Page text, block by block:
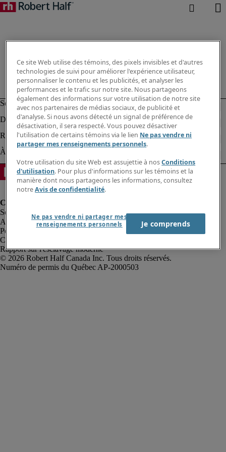
Alerte à la fraude
Politique de confidentialité
Conditions d’utilisation
Rapport sur l'esclavage moderne
Robert Half Canada Inc. Tous droits réservés.
Ce site Web utilise des témoins, des pixels invisibles et d'autres
technologies de suivi pour améliorer l'expérience utilisateur,
personnaliser le contenu et les publicités, et analyser les
performances et le trafic sur notre site. Nous partageons
également des informations sur votre utilisation de notre site
avec nos partenaires de médias sociaux, de publicité et
d'analyse. Si nous avons détecté un signal de préférence de
désactivation, il sera respecté. Vous pouvez désactiver
l'utilisation de certains témoins via le lien Ne pas vendre ni
partager mes renseignements personnels.
Votre utilisation du site Web est assujettie à nosConditions
d'utilisation. Pour plus d'informations sur les témoins et la
manière dont nous partageons les informations, consultez
notreAvis de confidentialité.
Ne pas vendre ni partager mes
renseignements personnels
Je comprends